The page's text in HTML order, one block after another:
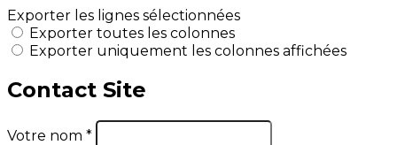
Exporter les lignes sélectionnées
Exporter toutes les colonnes
Exporter uniquement les colonnes affichées
Contact Site
Votre nom *